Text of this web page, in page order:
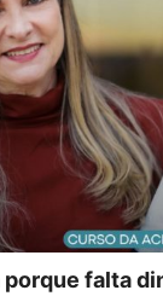
porque falta